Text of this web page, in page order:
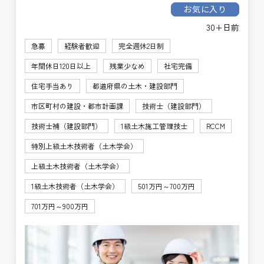
お気に入り
30+日前
急募 経験者歓迎
完全週休2日制
年間休日120日以上
残業少なめ
社宅完備
住宅手当あり
都道府県の土木・建設部門
市区町村の建設・都市計画課
技術士（建設部門）
技術士補（建設部門）
1級土木施工管理技士
RCCM
特別上級土木技術者（土木学会）
上級土木技術者（土木学会）
1級土木技術者（土木学会）
501万円～700万円
701万円～900万円